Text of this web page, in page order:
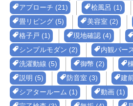
アプローチ (21)
桧風呂 (1)
畳リビング (5)
美容室 (2)
格子戸 (1)
現地確認 (4)
シンプルモダン (2)
内観パー
洗濯動線 (5)
御幣 (2)
説明 (5)
防音室 (3)
建
シアタールーム (1)
動画 (1)